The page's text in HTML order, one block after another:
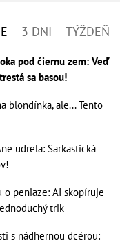
3 DNI TÝŽDEŇ
pod čiernu zem: Veď
sa basou!
blondínka, ale... Tento
udrela: Sarkastická
peniaze: AI skopíruje
trik
s nádhernou dcérou: